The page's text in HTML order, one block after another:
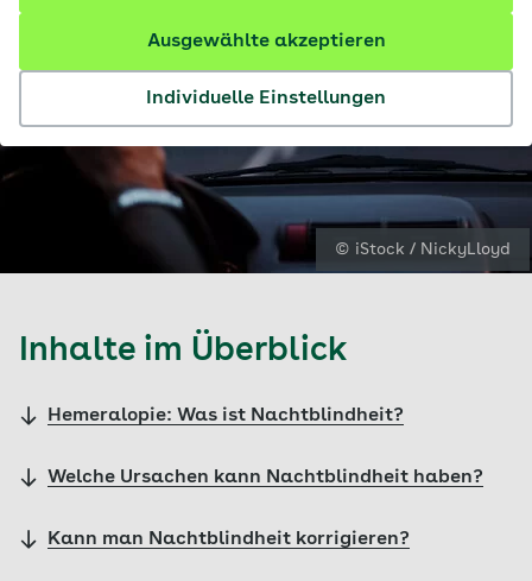
Individuelle Einstellungen
Ausgewählte akzeptieren
© iStock / NickyLloyd
Inhalte im Überblick
Hemeralopie: Was ist Nachtblindheit?
Welche Ursachen kann Nachtblindheit haben?
Kann man Nachtblindheit korrigieren?